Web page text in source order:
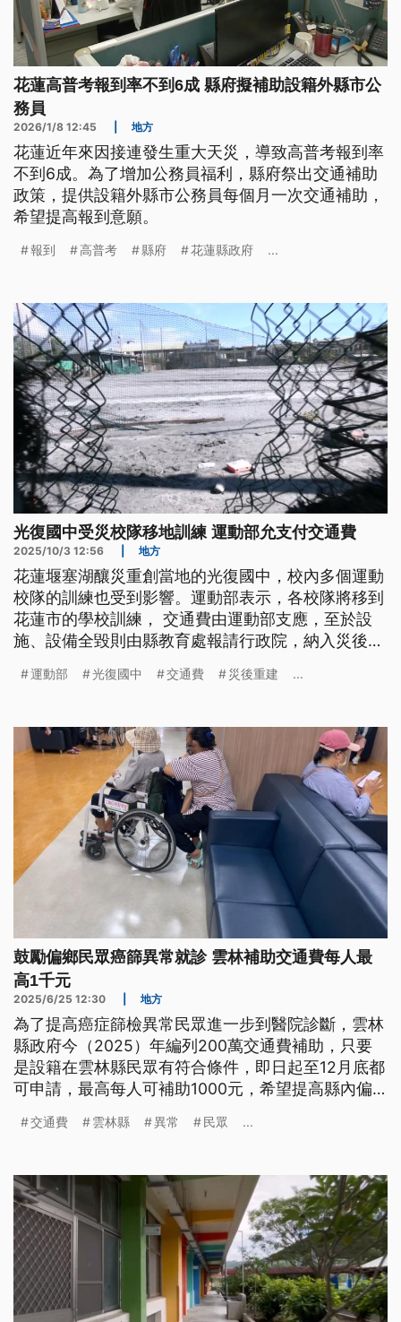
花蓮高普考報到率不到6成 縣府擬補助設籍外縣市公
務員
2026/1/8 12:45 地方
花蓮近年來因接連發生重大天災，導致高普考報到率
不到6成。為了增加公務員福利，縣府祭出交通補助
政策，提供設籍外縣市公務員每個月一次交通補助，
希望提高報到意願。
報到 高普考 縣府 花蓮縣政府 ...
光復國中受災校隊移地訓練 運動部允支付交通費
2025/10/3 12:56 地方
花蓮堰塞湖釀災重創當地的光復國中，校內多個運動
校隊的訓練也受到影響。運動部表示，各校隊將移到
花蓮市的學校訓練， 交通費由運動部支應，至於設
施、設備全毀則由縣教育處報請行政院，納入災後重
運動部 光復國中 交通費 災後重建 ...
鼓勵偏鄉民眾癌篩異常就診 雲林補助交通費每人最
高1千元
2025/6/25 12:30 地方
為了提高癌症篩檢異常民眾進一步到醫院診斷，雲林
縣政府今（2025）年編列200萬交通費補助，只要
是設籍在雲林縣民眾有符合條件，即日起至12月底都
可申請，最高每人可補助1000元，希望提高縣內偏
率。
交通費 雲林縣 異常 民眾 ...